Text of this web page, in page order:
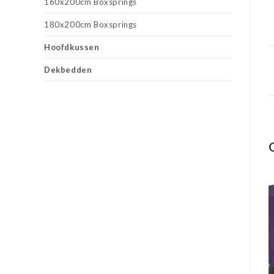
180x200cm Boxsprings
Hoofdkussen
Dekbedden